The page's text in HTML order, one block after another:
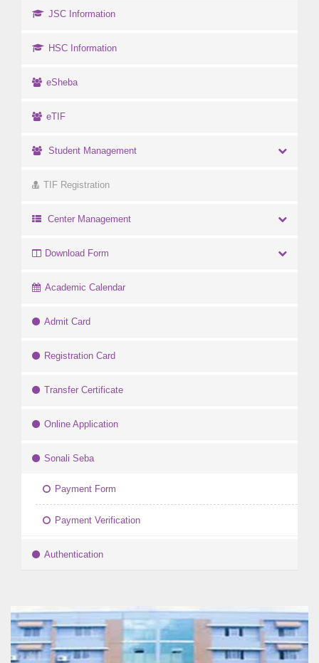
JSC Information
HSC Information
eSheba
eTIF
Student Management
TIF Registration
Center Management
Download Form
Academic Calendar
Admit Card
Registration Card
Transfer Certificate
Online Application
Sonali Seba
Payment Form
Payment Verification
Authentication